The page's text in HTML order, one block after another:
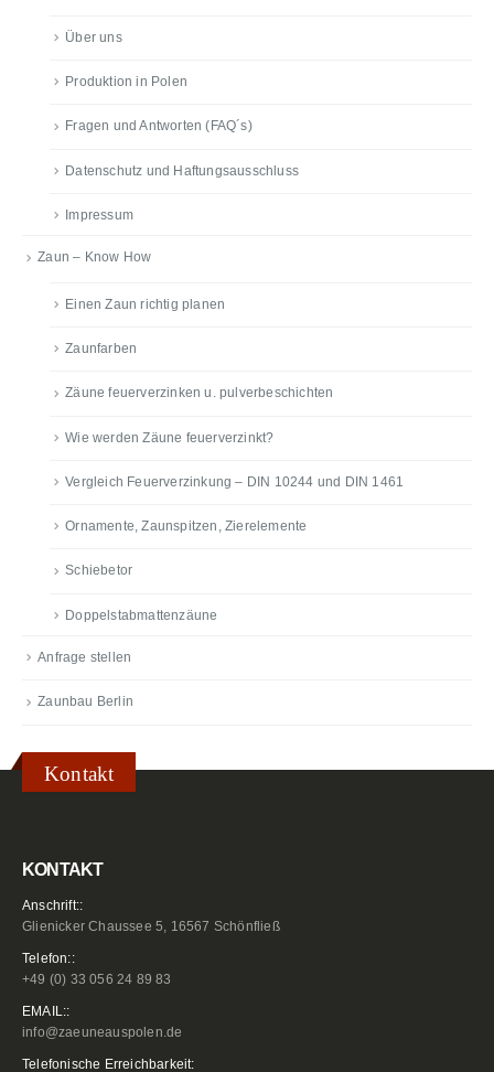
Über uns
Produktion in Polen
Fragen und Antworten (FAQ´s)
Datenschutz und Haftungsausschluss
Impressum
Zaun – Know How
Einen Zaun richtig planen
Zaunfarben
Zäune feuerverzinken u. pulverbeschichten
Wie werden Zäune feuerverzinkt?
Vergleich Feuerverzinkung – DIN 10244 und DIN 1461
Ornamente, Zaunspitzen, Zierelemente
Schiebetor
Doppelstabmattenzäune
Anfrage stellen
Zaunbau Berlin
Kontakt
KONTAKT
Anschrift::
Glienicker Chaussee 5, 16567 Schönfließ
Telefon::
+49 (0) 33 056 24 89 83
EMAIL::
info@zaeuneauspolen.de
Telefonische Erreichbarkeit: